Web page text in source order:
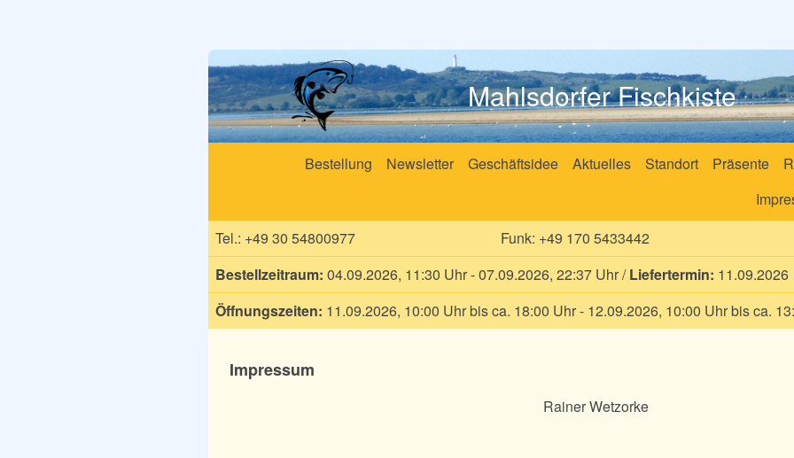
Mahlsdorfer Fischkiste
Bestellung Newsletter Geschäftsidee Aktuelles Standort Präsente
Tel.: +49 30 54800977 Funk: +49 170 5433442
Bestellzeitraum: 04.09.2026, 11:30 Uhr - 07.09.2026, 22:37 Uhr/Liefertermin: 11.09.2026
Öffnungszeiten: 11.09.2026, 10:00 Uhr bis ca. 18:00 Uhr - 12.09.2026, 10:00 Uhr bis ca.
Impressum
Rainer Wetzorke